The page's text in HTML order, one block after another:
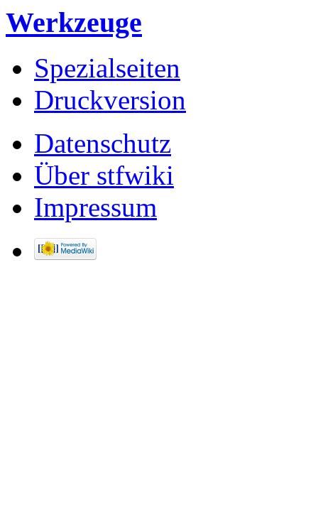
Werkzeuge
Spezialseiten
Druckversion
Datenschutz
Über stfwiki
Impressum